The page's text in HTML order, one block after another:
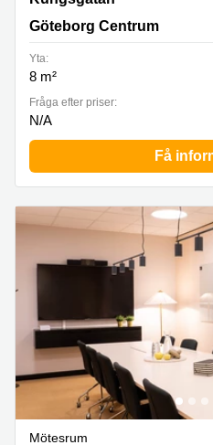
Göteborg Centrum
Yta:
8 m²
Fråga efter priser:
N/A
Få
Mötesrum